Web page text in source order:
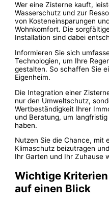
Wer eine Zisterne kauft,
Wasserschutz und zur
von Kosteneinsparungen
Wohnkomfort. Die
Installation sind dabei
Informieren Sie sich
Technologien, um Ihre
gestalten. So schaffen Sie
Eigenheim.
Die Integration einer
nur den Umweltschutz,
Wertbeständigkeit Ihrer
und Beratung, um
haben.
Nutzen Sie die Chance, mit
Klimaschutz beizutragen
Ihr Garten und Ihr Zuhause
Wichtige
auf einen Blick